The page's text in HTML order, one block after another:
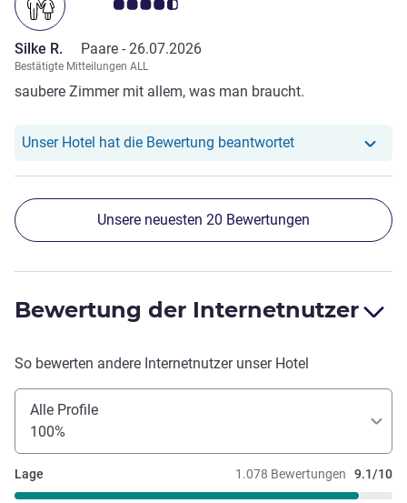
Note Kundenmeinungen 4.5/5
Silke R. Paare - 26.07.2026
Bestätigte Mitteilungen ALL
saubere Zimmer mit allem, was man braucht.
Unser Hotel hat die Bewertung beantwortetUnser Hotel hat
Unsere neuesten 20 Bewertungen
Bewertung der Internetnutzer
So bewerten andere Internetnutzer unser Hotel
Alle Profile
100%
1.078 Bewertungen 9.1/10
Lage